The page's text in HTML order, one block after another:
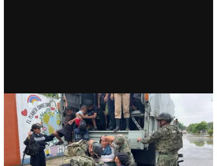
RECIENTE